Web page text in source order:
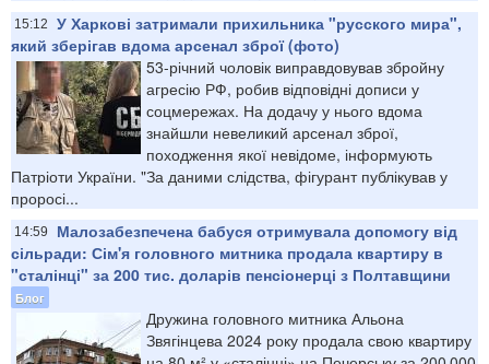
15:12
У Харкові затримали прихильника "русского мира",
який зберігав вдома арсенал зброї (фото)
53-річний чоловік виправдовував збройну
агресію РФ, робив відповідні дописи у
соцмережах. На додачу у нього вдома
знайшли невеликий арсенал зброї,
походження якої невідоме, інформують
Патріоти України. "За даними слідства, фігурант публікував у
проросі...
14:59
Малозабезпечена бабуся отримувала допомогу від
сільради: Сім'я головного митника продала квартиру в
"сталінці" за 200 тис. доларів пенсіонерці з Полтавщини
Блог
Дружина головного митника Альона
Звягінцева 2024 року продала свою квартиру